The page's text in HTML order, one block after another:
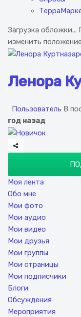
Загрузка обложки...
изменить положение
Ленора
Пользователь В
год назад
Моя лента
Обо мне
Мои фото
Мои аудио
Мои видео
Мои друзья
Мои группы
Мои страницы
Мои подписчики
Блоги
Обсуждения
Мероприятия